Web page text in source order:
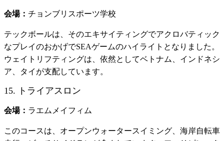
会場： チョンブリスポーツ学校
テックボールは、そのエキサイティングでアクロバティック
なプレイのおかげでSEAゲームのハイライトとなりました。
ウェイトリフティングは、依然としてベトナム、インドネシ
ア、タイが支配しています。
15. トライアスロン
会場： ラエムメイフィム
このコースは、オープンウォータースイミング、海岸自転車